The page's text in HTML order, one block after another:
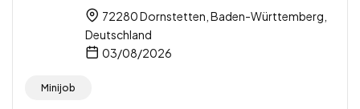
72280 Dornstetten, Baden-Württemberg,
Deutschland
03/08/2026
Minijob